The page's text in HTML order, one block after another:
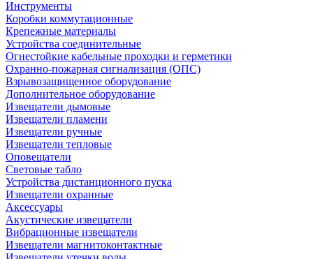
Инструменты
Коробки коммутационные
Крепежные материалы
Устройства соединительные
Огнестойкие кабельные проходки и герметики
Охранно-пожарная сигнализация (ОПС)
Взрывозащищенное оборудование
Дополнительное оборудование
Извещатели дымовые
Извещатели пламени
Извещатели ручные
Извещатели тепловые
Оповещатели
Световые табло
Устройства дистанционного пуска
Извещатели охранные
Аксессуары
Акустические извещатели
Вибрационные извещатели
Извещатели магнитоконтактные